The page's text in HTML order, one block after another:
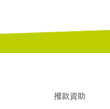
撥款資助